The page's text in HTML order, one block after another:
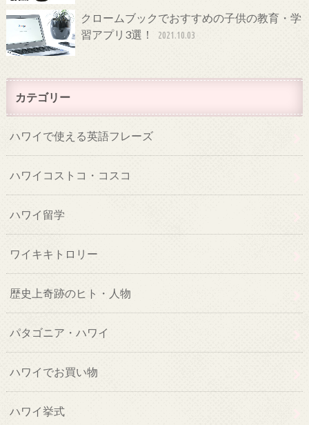
クロームブックでおすすめの子供の教育・学
習アプリ3選！
2021.10.03
カテゴリー
ハワイで使える英語フレーズ
ハワイコストコ・コスコ
ハワイ留学
ワイキキトロリー
歴史上奇跡のヒト・人物
パタゴニア・ハワイ
ハワイでお買い物
ハワイ挙式